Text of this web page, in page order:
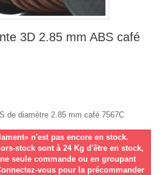
3D 2.85 mm ABS café
de diamètre 2.85 mm café 7567C
n'est pas encore en stock.
stock sont à 24 Kg d'être en stock,
seule commande ou en groupant
vous pour la précommander